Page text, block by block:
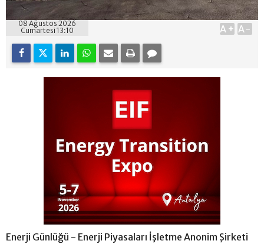
08 Ağustos 2026
Cumartesi 13:10
A+ A-
Enerji Günlüğü - Enerji Piyasaları İşletme Anonim Şirketi